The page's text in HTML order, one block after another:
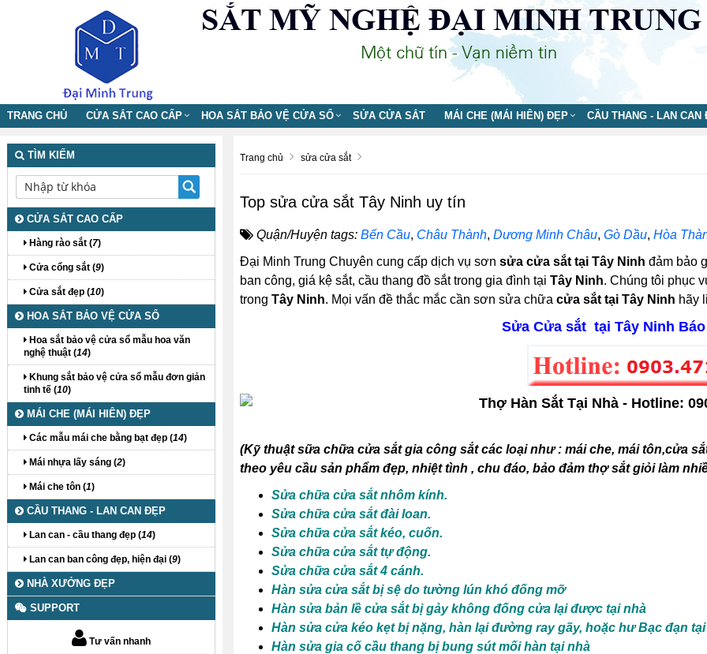
TRANG CHỦ CỬA SẮT CAO CẤP HOA SẮT BẢO VỆ CỬA SỔ SỬA CỬA SẮT MÁI CHE (MÁI HIÊN) ĐẸP CẦU THANG - LAN CAN
Trang chủ sửa cửa sắt
Top sửa cửa sắt Tây Ninh uy tín
Quận/Huyện tags: Bến Cầu, Châu Thành, Dương Minh Châu, Gò Dầu, Hòa
Đại Minh Trung Chuyên cung cấp dịch vụ sơn sửa cửa sắt tại Tây Ninh đảm bảo
ban công, giá kệ sắt, cầu thang đồ sắt trong gia đình tại Tây Ninh. Chúng tôi phục
trong Tây Ninh. Mọi vấn đề thắc mắc cần sơn sửa chữa cửa sắt tại Tây Ninh hãy
Sửa Cửa sắt tại Tây Ninh
(Kỹ thuật sữa chữa cửa sắt gia công sắt các loại như : mái che, mái tôn,cửa
theo yêu cầu sản phẩm đẹp, nhiệt tình , chu đáo, bảo đảm thợ sắt giỏi làm
Sửa chữa cửa sắt nhôm kính.
Sửa chữa cửa sắt đài loan.
Sửa chữa cửa sắt kéo, cuốn.
Sửa chữa cửa sắt tự động.
Sửa chữa cửa sắt 4 cánh.
Hàn sửa cửa sắt bị sệ do tường lún khó đống mỡ
Hàn sửa bản lề cửa sắt bị gảy không đống cửa lại được tại nhà
Hàn sửa cửa kéo kẹt bị nặng, hàn lại đường ray gãy, hoặc hư Bạc đạn
Hàn sửa gia cố cầu thang bị bung sút mối hàn tại nhà
TÌM KIẾM
CỬA SẮT CAO CẤP
Hàng rào sắt (7)
Cửa cổng sắt (9)
Cửa sắt đẹp (10)
HOA SẮT BẢO VỆ CỬA SỔ
Hoa sắt bảo vệ cửa sổ mẫu hoa văn
nghệ thuật (14)
Khung sắt bảo vệ cửa sổ mẫu đơn giản
tinh tế (10)
MÁI CHE (MÁI HIÊN) ĐẸP
Các mẫu mái che bằng bạt đẹp (14)
Mái nhựa lấy sáng (2)
Mái che tôn (1)
CẦU THANG - LAN CAN ĐẸP
Lan can - cầu thang đẹp (14)
Lan can ban công đẹp, hiện đại (9)
NHÀ XƯỞNG ĐẸP
SUPPORT
Tư vấn nhanh